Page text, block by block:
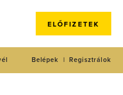
ELŐFIZETEK
Regisztrálok
Belépek